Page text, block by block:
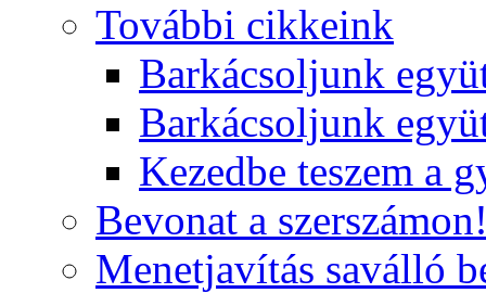
További cikkeink
Barkácsoljunk
Barkácsoljunk
Kezedbe teszem a
Bevonat a
Menetjavítás saválló